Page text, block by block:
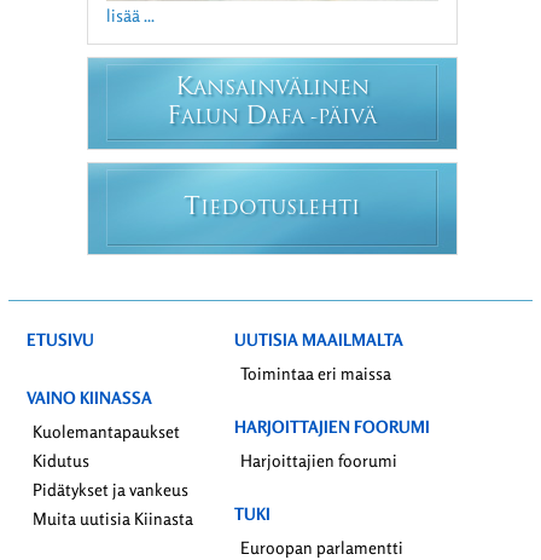
lisää ...
KANSAINVÄLINEN
FALUN DAFA -PÄIVÄ
T IEDOTUSLEHTI
ETUSIVU
VAINO KIINASSA
Kuolemantapaukset
Kidutus
Pidätykset ja vankeus
Muita uutisia Kiinasta
UUTISIA MAAILMALTA
Toimintaa eri maissa
HARJOITTAJIEN FOORUMI
Harjoittajien foorumi
TUKI
Euroopan parlamentti